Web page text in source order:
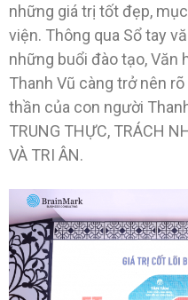
những giá trị tốt đẹp,
viện. Thông qua Sổ tay
những buổi đào tạo, Văn
Thanh Vũ càng trở nên
thần của con người
TRUNG THỰC, TRÁCH
VÀ TRI ÂN.